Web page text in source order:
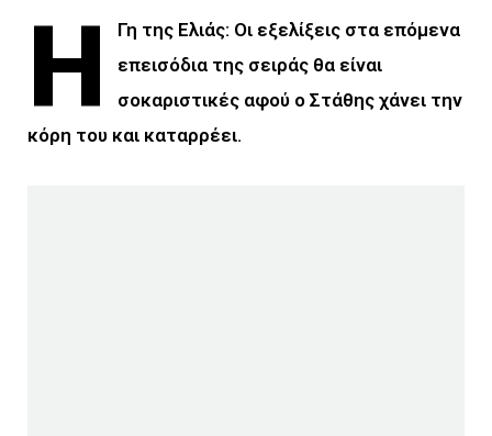
H
Γη της Ελιάς: Οι εξελίξεις στα επόμενα
επεισόδια της σειράς θα είναι
σοκαριστικές αφού ο Στάθης χάνει την
κόρη του και καταρρέει.